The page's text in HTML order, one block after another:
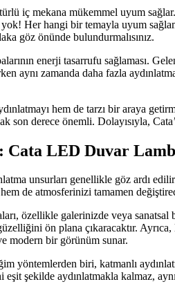
türlü iç mekana mükemmel uyum
yok! Her hangi bir temayla uyum
göz önünde bulundurmalısınız.
enerji tasarrufu sağlaması.
aynı zamanda daha fazla
hem de tarzı bir araya
son derece önemli. Dolayısıyla,
Cata LED Duvar
unsurları genellikle göz ardı
de atmosferinizi tamamen
özellikle galerinizde veya sanatsal
ön plana çıkaracaktır.
modern bir görünüm sunar.
yöntemlerden biri, katmanlı
şekilde aydınlatmakla kalmaz,